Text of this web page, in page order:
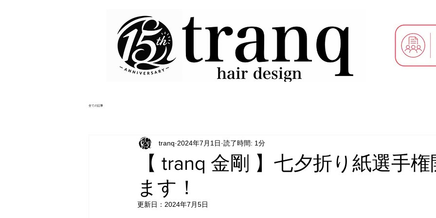
全ての記事
【 tranq 金剛 】七夕折り紙選手
ます！
tranq 2024年7月1日 読了時間: 1分
更新日： 2024年7月5日